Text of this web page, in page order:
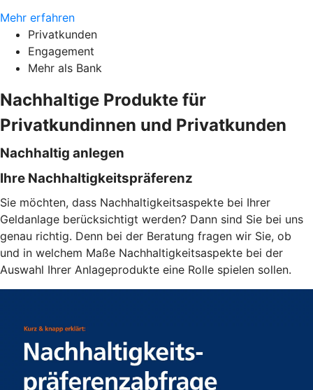
Mehr erfahren
Privatkunden
Engagement
Mehr als Bank
Nachhaltige Produkte für
Privatkundinnen und Privatkunden
Nachhaltig anlegen
Ihre Nachhaltigkeitspräferenz
Sie möchten, dass Nachhaltigkeitsaspekte bei Ihrer
Geldanlage berücksichtigt werden? Dann sind Sie bei uns
genau richtig. Denn bei der Beratung fragen wir Sie, ob
und in welchem Maße Nachhaltigkeitsaspekte bei der
Auswahl Ihrer Anlageprodukte eine Rolle spielen sollen.